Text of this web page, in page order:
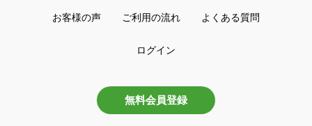
お客様の声 ご利用の流れ よくある質問
ログイン
無料会員登録